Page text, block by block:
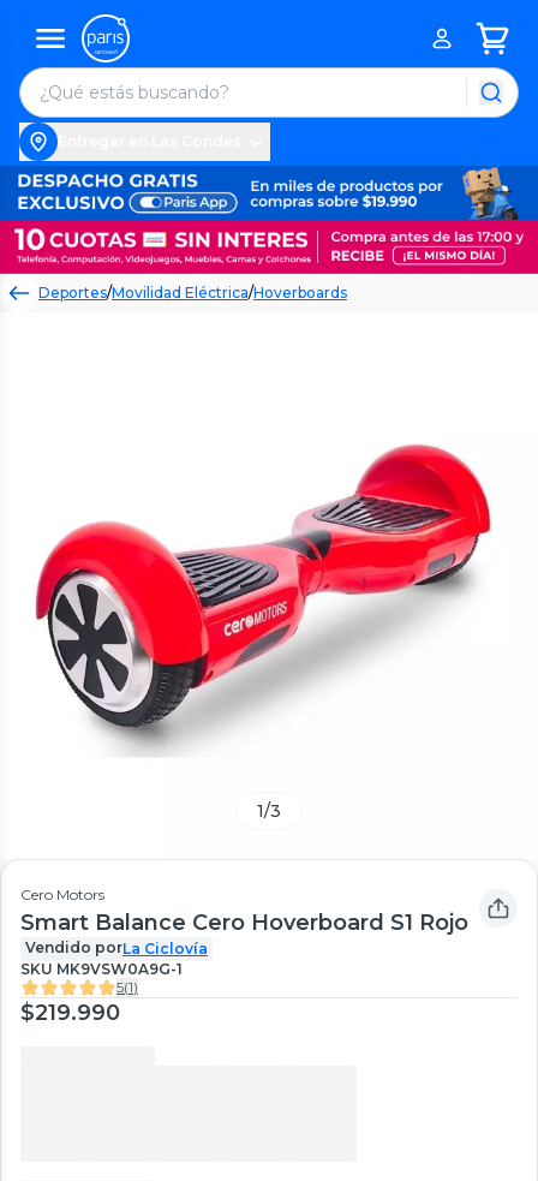
Deportes/Movilidad Eléctrica/Hoverboards
1/3
Cero Motors
Smart Balance Cero Hoverboard S1 Rojo
Vendido porLa Ciclovía
SKU MK9VSW0A9G-1
5(1)
$219.990